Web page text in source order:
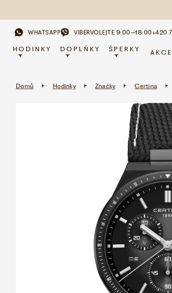
WHATSAPP VIBERVOLEJTE 9:00–18:00+420
HODINKY DOPLŇKY ŠPERKY AKCE
Domů Hodinky Značky Certina